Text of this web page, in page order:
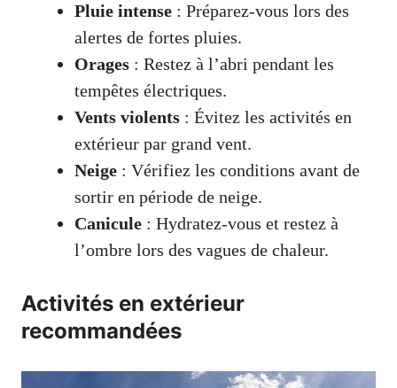
Pluie intense : Préparez-vous lors des
alertes de fortes pluies.
Orages : Restez à l’abri pendant les
tempêtes électriques.
Vents violents : Évitez les activités en
extérieur par grand vent.
Neige : Vérifiez les conditions avant de
sortir en période de neige.
Canicule : Hydratez-vous et restez à
l’ombre lors des vagues de chaleur.
Activités en extérieur
recommandées